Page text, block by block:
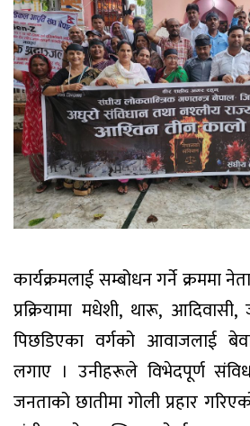
कार्यक्रमलाई सम्बोधन गर्ने क्रममा
प्रक्रियामा मधेशी, थारू,
पिछडिएका वर्गको आवाजलाई
लगाए । उनीहरूले विभेदपूर्ण
जनताको छातीमा गोली प्रहार